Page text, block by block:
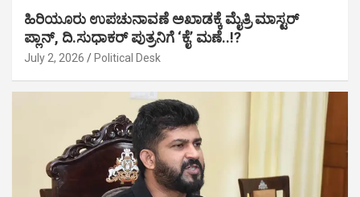
ಹಿರಿಯೂರು ಉಪಚುನಾವಣೆ ಅಖಾಡಕ್ಕೆ ಮೈತ್ರಿ ಮಾಸ್ಟರ್
ಪ್ಲಾನ್, ದಿ.ಸುಧಾಕರ್ ಪುತ್ರನಿಗೆ ‘ಕೈ’ ಮಣೆ..!?
July 2, 2026 Political Desk